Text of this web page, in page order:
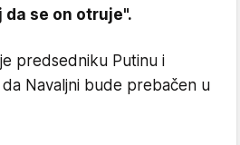
se on otruje".
predsedniku Putinu i
Navaljni bude prebačen u